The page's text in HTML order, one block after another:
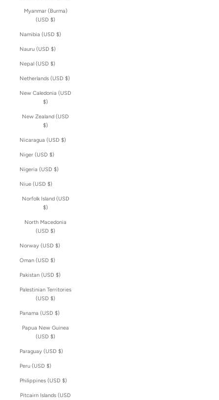
Myanmar (Burma)
(USD $)
Namibia (USD $)
Nauru (USD $)
Nepal (USD $)
Netherlands (USD $)
New Caledonia (USD
$)
New Zealand (USD
$)
Nicaragua (USD $)
Niger (USD $)
Nigeria (USD $)
Niue (USD $)
Norfolk Island (USD
$)
North Macedonia
(USD $)
Norway (USD $)
Oman (USD $)
Pakistan (USD $)
Palestinian Territories
(USD $)
Panama (USD $)
Papua New Guinea
(USD $)
Paraguay (USD $)
Peru (USD $)
Philippines (USD $)
Pitcairn Islands (USD